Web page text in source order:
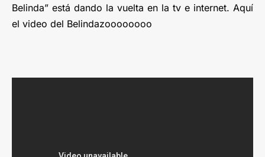
Belinda” está dando la vuelta en la tv e internet. Aquí
el video del Belindazoooooooo